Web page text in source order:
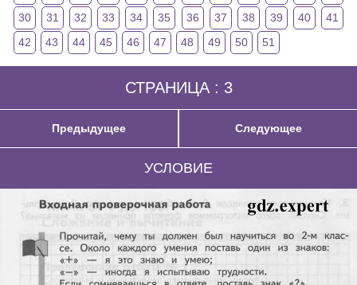
30
31 32 33 34 35 36 37 38 39 40
41
42
43 44 45 46 47 48 49 50 51
СТРАНИЦА : 3
Предыдущее Следующее
УСЛОВИЕ